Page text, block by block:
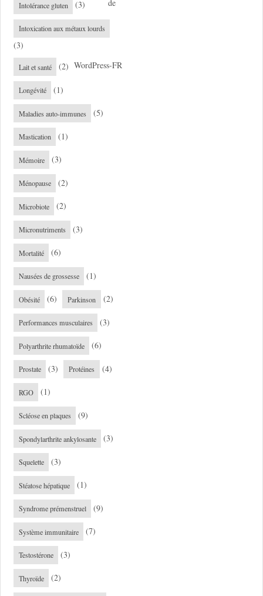
Intolérance gluten (3)
Intoxication aux métaux lourds
(3)
Lait et santé (2)
Longévité (1)
Maladies auto-immunes (5)
Mastication (1)
Mémoire (3)
Ménopause (2)
Microbiote (2)
Micronutriments (3)
Mortalité (6)
Nausées de grossesse (1)
Obésité (6) Parkinson (2)
Performances musculaires (3)
Polyarthrite rhumatoïde (6)
Prostate (3) Protéines (4)
RGO (1)
Scléose en plaques (9)
Spondylarthrite ankylosante (3)
Squelette (3)
Stéatose hépatique (1)
Syndrome prémenstruel (9)
Système immunitaire (7)
Testostérone (3)
Thyroïde (2)
de
WordPress-FR